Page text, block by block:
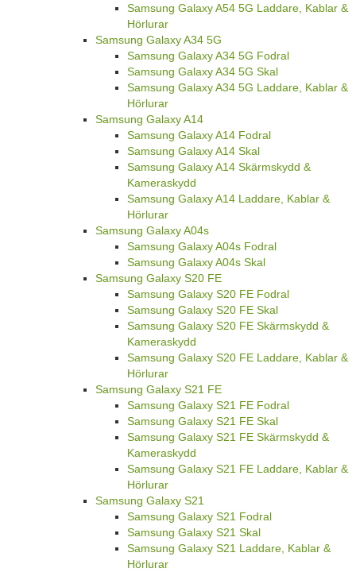
Samsung Galaxy A54 5G Laddare, Kablar &
Hörlurar
Samsung Galaxy A34 5G
Samsung Galaxy A34 5G Fodral
Samsung Galaxy A34 5G Skal
Samsung Galaxy A34 5G Laddare, Kablar &
Hörlurar
Samsung Galaxy A14
Samsung Galaxy A14 Fodral
Samsung Galaxy A14 Skal
Samsung Galaxy A14 Skärmskydd &
Kameraskydd
Samsung Galaxy A14 Laddare, Kablar &
Hörlurar
Samsung Galaxy A04s
Samsung Galaxy A04s Fodral
Samsung Galaxy A04s Skal
Samsung Galaxy S20 FE
Samsung Galaxy S20 FE Fodral
Samsung Galaxy S20 FE Skal
Samsung Galaxy S20 FE Skärmskydd &
Kameraskydd
Samsung Galaxy S20 FE Laddare, Kablar &
Hörlurar
Samsung Galaxy S21 FE
Samsung Galaxy S21 FE Fodral
Samsung Galaxy S21 FE Skal
Samsung Galaxy S21 FE Skärmskydd &
Kameraskydd
Samsung Galaxy S21 FE Laddare, Kablar &
Hörlurar
Samsung Galaxy S21
Samsung Galaxy S21 Fodral
Samsung Galaxy S21 Skal
Samsung Galaxy S21 Laddare, Kablar &
Hörlurar